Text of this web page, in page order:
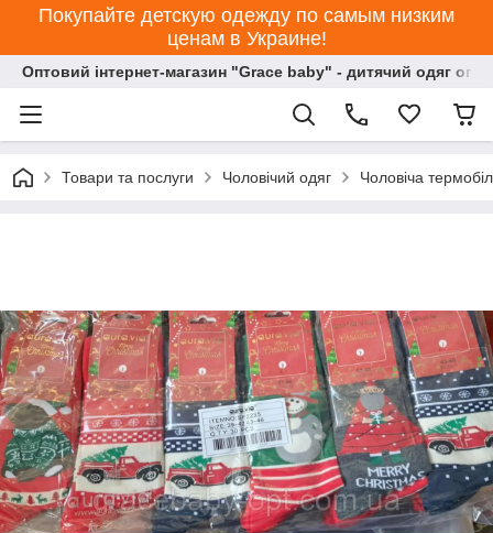
Покупайте детскую одежду по самым низким
ценам в Украине!
Оптовий інтернет-магазин "Grace baby" - дитячий одяг
Товари та послуги Чоловічий одяг Чоловіча